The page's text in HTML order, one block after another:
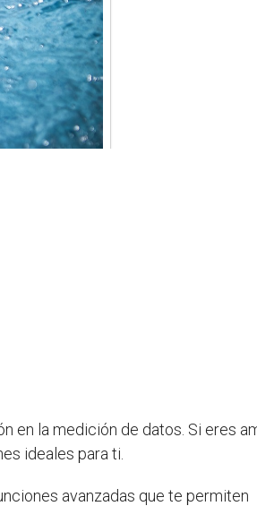
en la medición de datos. Si eres
ideales para ti.
avanzadas que te permiten